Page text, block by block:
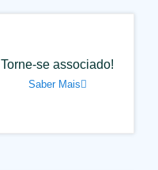
Torne-se associado!
Saber Mais